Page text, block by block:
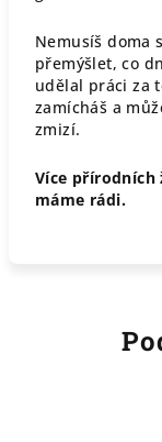
Nemusíš doma
přemýšlet, co
udělal práci za
zamícháš a
zmizí.
Více přírodních
máme rádi.